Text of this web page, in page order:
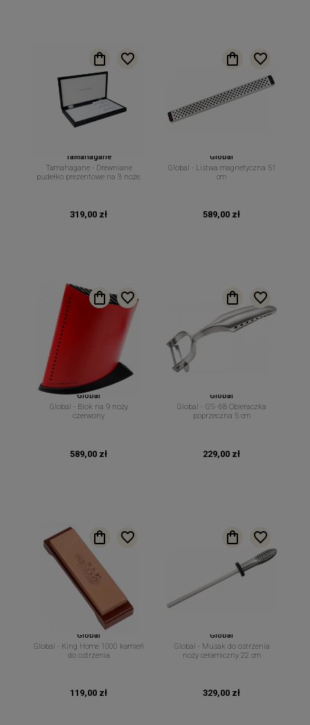
Tamahagane
Tamahagane - Drewniane
pudełko prezentowe na 3 noże.
319,00 zł
Global
Global - Listwa magnetyczna 51
cm
589,00 zł
Global
Global - Blok na 9 noży
czerwony
589,00 zł
Global
Global - GS- 68 Obieraczka
poprzeczna 5 cm
229,00 zł
Global
Global - King Home 1000 kamień
do ostrzenia
119,00 zł
Global
Global - Musak do ostrzenia
noży ceramiczny 22 cm
329,00 zł